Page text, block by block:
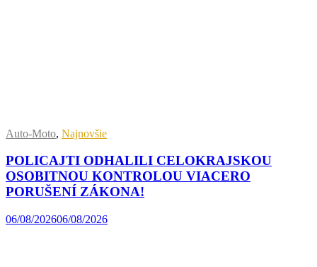
Auto-Moto, Najnovšie
POLICAJTI ODHALILI CELOKRAJSKOU
OSOBITNOU KONTROLOU VIACERO
PORUŠENÍ ZÁKONA!
06/08/202606/08/2026